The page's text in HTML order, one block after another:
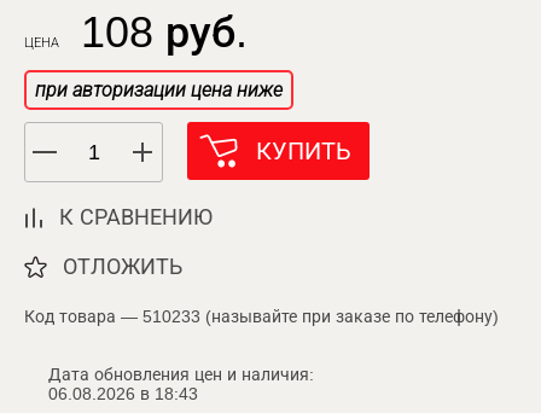
ЦЕНА 108 руб.
при авторизации цена ниже
КУПИТЬ
К СРАВНЕНИЮ
ОТЛОЖИТЬ
Код товара — 510233 (называйте при заказе по телефону)
Дата обновления цен и наличия:
06.08.2026 в 18:43